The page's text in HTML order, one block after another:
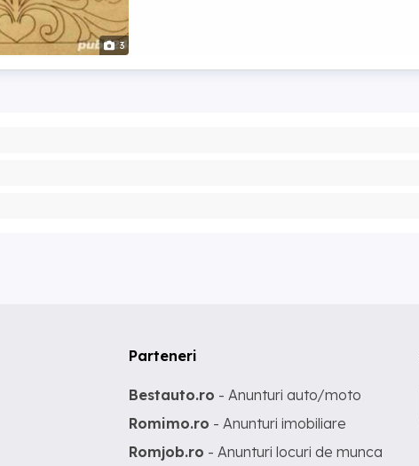
3
Parteneri
Bestauto.ro - Anunturi auto/moto
Romimo.ro - Anunturi imobiliare
Romjob.ro - Anunturi locuri de munca